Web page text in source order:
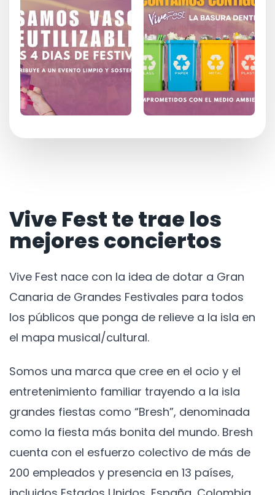
Vive Fest te trae los
mejores conciertos
Vive Fest nace con la idea de dotar a Gran
Canaria de Grandes Festivales para todos
los públicos que ponga de relieve a la isla en
el mapa musical/cultural.
Somos una marca que cree en el ocio y el
entretenimiento familiar trayendo a la isla
grandes fiestas como “Bresh”, denominada
como la fiesta más bonita del mundo. Bresh
cuenta con el esfuerzo colectivo de más de
200 empleados y presencia en 13 países,